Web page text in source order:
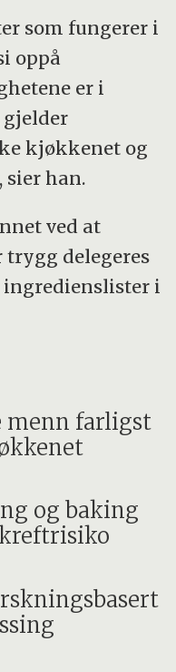
som fungerer i
oppå
er i
kjøkkenet og
han.
ved at
trygg delegeres
i
menn farligst
og baking